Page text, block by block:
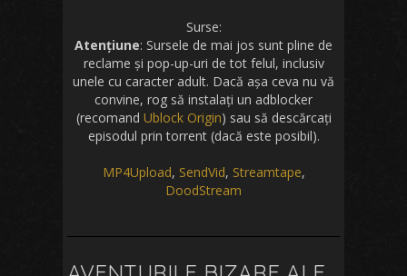
Surse:
Atențiune: Sursele de mai jos sunt pline de
reclame și pop-up-uri de tot felul, inclusiv
unele cu caracter adult. Dacă așa ceva nu vă
convine, rog să instalați un adblocker
(recomand Ublock Origin) sau să descărcați
episodul prin torrent (dacă este posibil).
MP4Upload, SendVid, Streamtape,
DoodStream